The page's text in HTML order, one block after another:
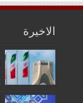
الاخيرة